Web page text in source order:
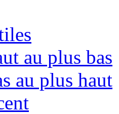
au plus bas
au plus haut